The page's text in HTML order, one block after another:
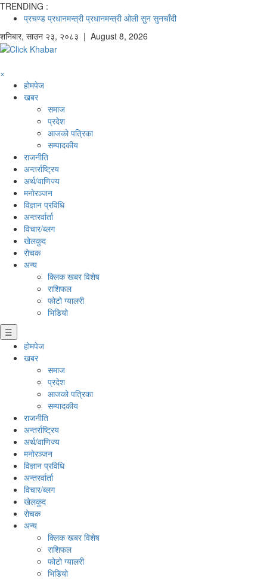
TRENDING :
प्रचण्ड प्रधानमन्त्री प्रधानमन्त्री ओली सुन सुनचाँदी
शनिबार, साउन २३, २०८३ | August 8, 2026
×
होमपेज
खबर
समाज
प्रदेश
आजको पत्रिका
सम्पादकीय
राजनीति
अन्तर्राष्ट्रिय
अर्थ/वाणिज्य
मनाेरञ्जन
विज्ञान प्रविधि
अन्तरर्वार्ता
विचार/ब्लग
खेलकुद
रोचक
अन्य
क्लिक खबर विशेष
राशिफल
फोटो ग्यालरी
भिडियो
☰
होमपेज
खबर
समाज
प्रदेश
आजको पत्रिका
सम्पादकीय
राजनीति
अन्तर्राष्ट्रिय
अर्थ/वाणिज्य
मनाेरञ्जन
विज्ञान प्रविधि
अन्तरर्वार्ता
विचार/ब्लग
खेलकुद
रोचक
अन्य
क्लिक खबर विशेष
राशिफल
फोटो ग्यालरी
भिडियो